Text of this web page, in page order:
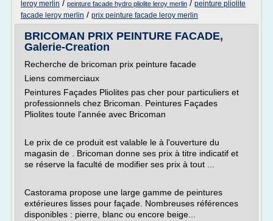
leroy merlin / peinture facade hydro pliolite leroy merlin / peinture pliolite
facade leroy merlin / prix peinture facade leroy merlin
BRICOMAN PRIX PEINTURE FACADE,
Galerie-Creation
Recherche de bricoman prix peinture facade
Liens commerciaux
Peintures Façades Pliolites pas cher pour particuliers et
professionnels chez Bricoman. Peintures Façades
Pliolites toute l'année avec Bricoman
Le prix de ce produit est valable le à l'ouverture du
magasin de . Bricoman donne ses prix à titre indicatif et
se réserve la faculté de modifier ses prix à tout ...
Castorama propose une large gamme de peintures
extérieures lisses pour façade. Nombreuses références
disponibles : pierre, blanc ou encore beige...